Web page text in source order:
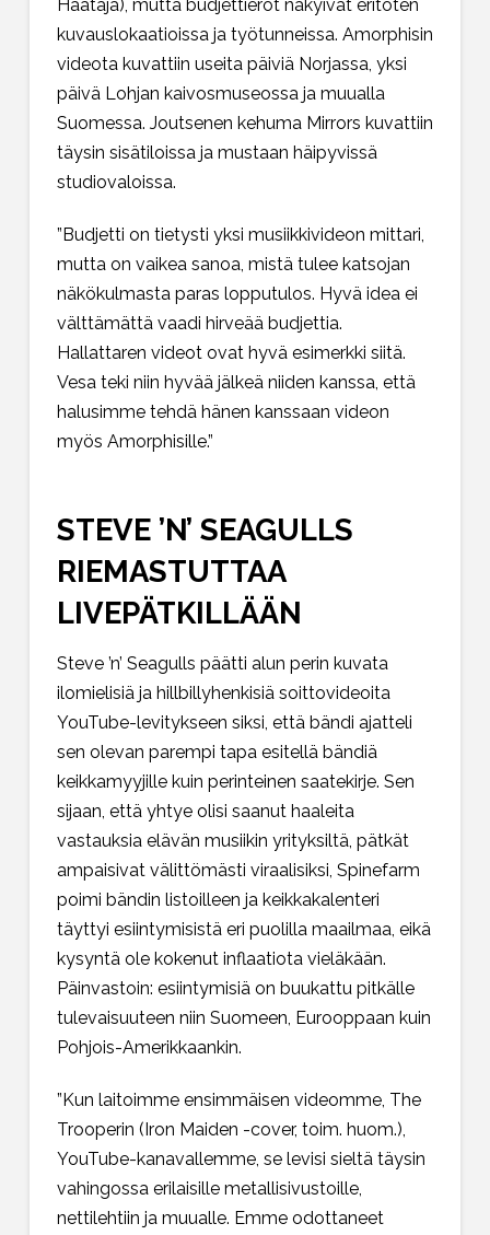
Haataja), mutta budjettierot näkyivät eritoten
kuvauslokaatioissa ja työtunneissa. Amorphisin
videota kuvattiin useita päiviä Norjassa, yksi
päivä Lohjan kaivosmuseossa ja muualla
Suomessa. Joutsenen kehuma Mirrors kuvattiin
täysin sisätiloissa ja mustaan häipyvissä
studiovaloissa.
”Budjetti on tietysti yksi musiikkivideon mittari,
mutta on vaikea sanoa, mistä tulee katsojan
näkökulmasta paras lopputulos. Hyvä idea ei
välttämättä vaadi hirveää budjettia.
Hallattaren videot ovat hyvä esimerkki siitä.
Vesa teki niin hyvää jälkeä niiden kanssa, että
halusimme tehdä hänen kanssaan videon
myös Amorphisille.”
STEVE ’N’ SEAGULLS
RIEMASTUTTAA
LIVEPÄTKILLÄÄN
Steve ’n’ Seagulls päätti alun perin kuvata
ilomielisiä ja hillbillyhenkisiä soittovideoita
YouTube-levitykseen siksi, että bändi ajatteli
sen olevan parempi tapa esitellä bändiä
keikkamyyjille kuin perinteinen saatekirje. Sen
sijaan, että yhtye olisi saanut haaleita
vastauksia elävän musiikin yrityksiltä, pätkät
ampaisivat välittömästi viraalisiksi, Spinefarm
poimi bändin listoilleen ja keikkakalenteri
täyttyi esiintymisistä eri puolilla maailmaa, eikä
kysyntä ole kokenut inflaatiota vieläkään.
Päinvastoin: esiintymisiä on buukattu pitkälle
tulevaisuuteen niin Suomeen, Eurooppaan kuin
Pohjois-Amerikkaankin.
”Kun laitoimme ensimmäisen videomme, The
Trooperin (Iron Maiden -cover, toim. huom.),
YouTube-kanavallemme, se levisi sieltä täysin
vahingossa erilaisille metallisivustoille,
nettilehtiin ja muualle. Emme odottaneet